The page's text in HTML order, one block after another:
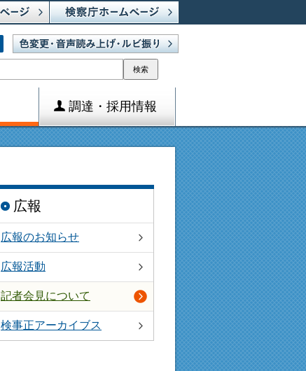
検索
調達・採用情報
広報
広報のお知らせ
広報活動
記者会見について
検事正アーカイブス